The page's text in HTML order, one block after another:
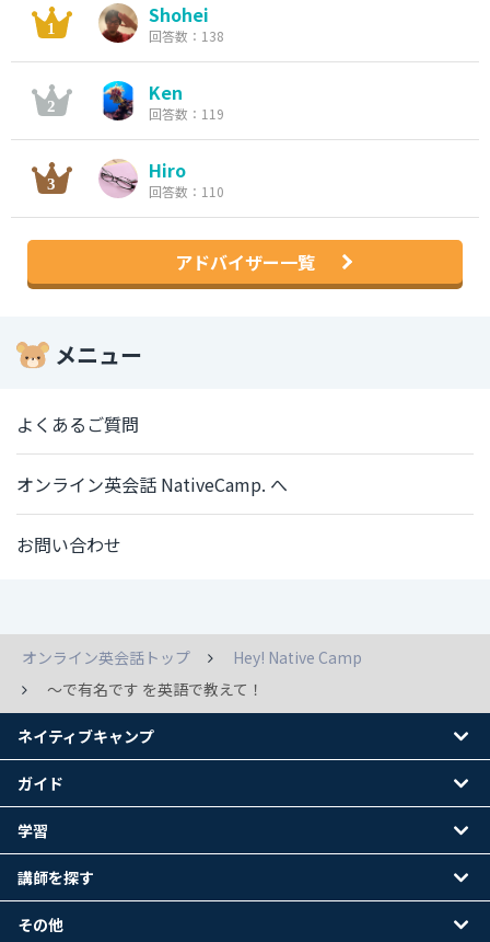
Shohei
回答数：138
Ken
回答数：119
Hiro
回答数：110
アドバイザー一覧
メニュー
よくあるご質問
オンライン英会話 NativeCamp. へ
お問い合わせ
オンライン英会話トップ
Hey! Native Camp
～で有名です を英語で教えて！
ネイティブキャンプ
ガイド
学習
講師を探す
その他